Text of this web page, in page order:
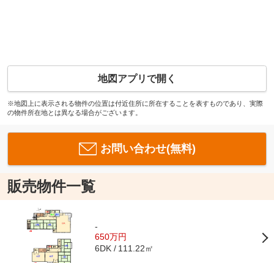
地図アプリで開く
※地図上に表示される物件の位置は付近住所に所在することを表すものであり、実際
の物件所在地とは異なる場合がございます。
お問い合わせ(無料)
販売物件一覧
-
650万円
6DK 111.22㎡